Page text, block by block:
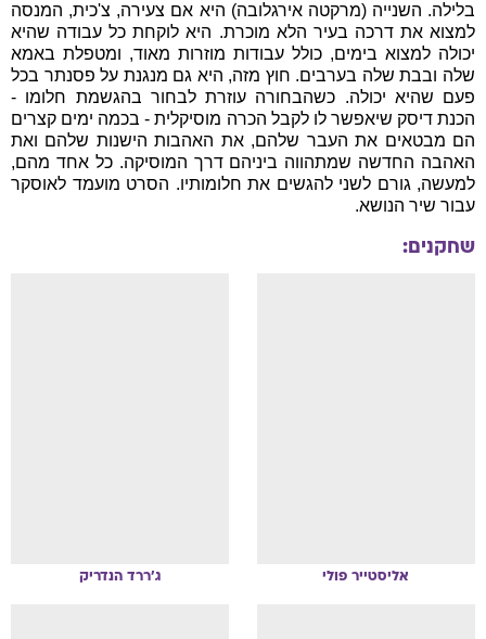
בלילה. השנייה (מרקטה אירגלובה) היא אם צעירה, צ'כית, המנסה
למצוא את דרכה בעיר הלא מוכרת. היא לוקחת כל עבודה שהיא
יכולה למצוא בימים, כולל עבודות מוזרות מאוד, ומטפלת באמא
שלה ובבת שלה בערבים. חוץ מזה, היא גם מנגנת על פסנתר בכל
פעם שהיא יכולה. כשהבחורה עוזרת לבחור בהגשמת חלומו -
הכנת דיסק שיאפשר לו לקבל הכרה מוסיקלית - בכמה ימים קצרים
הם מבטאים את העבר שלהם, את האהבות הישנות שלהם ואת
האהבה החדשה שמתהווה ביניהם דרך המוסיקה. כל אחד מהם,
למעשה, גורם לשני להגשים את חלומותיו. הסרט מועמד לאוסקר
עבור שיר הנושא.
שחקנים:
אליסטייר פולי ג'ררד הנדריק